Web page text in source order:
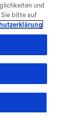
und
bitte auf